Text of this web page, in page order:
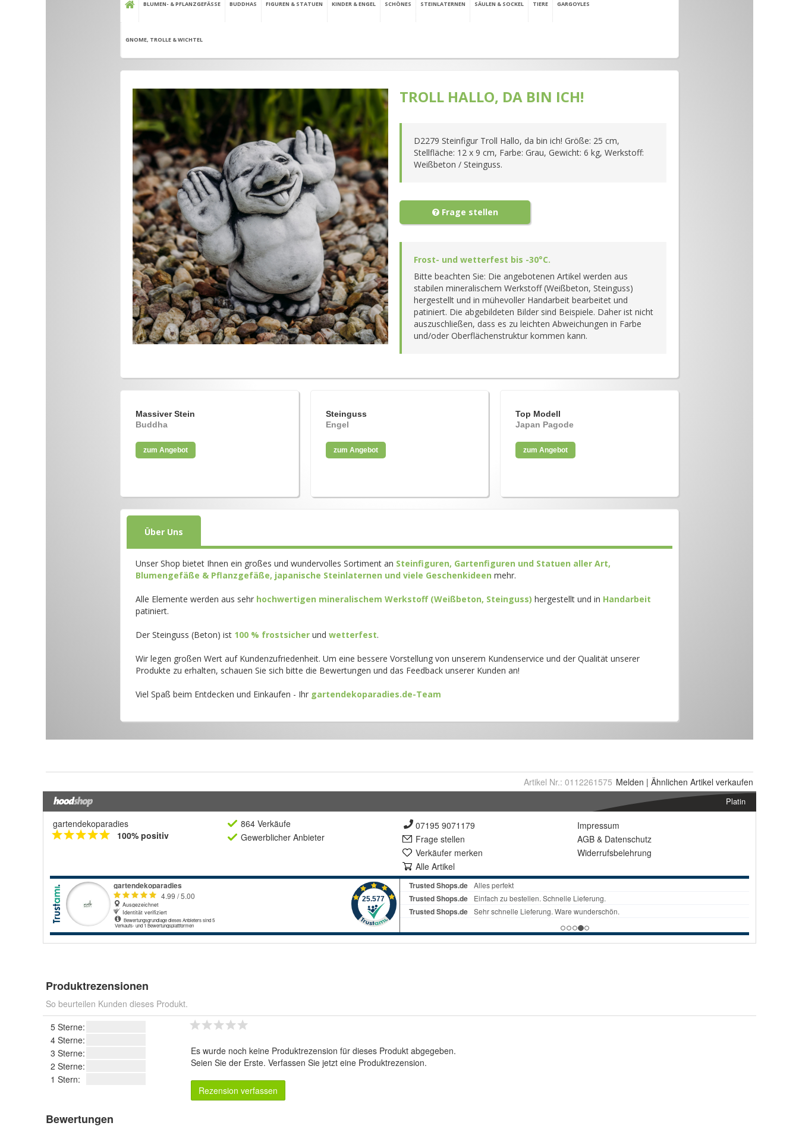
Artikel Nr.: 0112261575 Melden | Ähnlichen Artikel verkaufen
Platin
gartendekoparadies
100% positiv
864 Verkäufe
Gewerblicher Anbieter
07195 9071179
Frage stellen
Verkäufer merken
Alle Artikel
Impressum
AGB & Datenschutz
Widerrufsbelehrung
Produktrezensionen
So beurteilen Kunden dieses Produkt.
5 Sterne:
4 Sterne:
3 Sterne:
2 Sterne:
1 Stern:
Es wurde noch keine Produktrezension für dieses Produkt abgegeben.
Seien Sie der Erste. Verfassen Sie jetzt eine Produktrezension.
Rezension verfassen
Bewertungen